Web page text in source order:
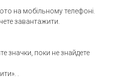
на мобільному телефоні.
завантажити.
значки, поки не знайдете
.